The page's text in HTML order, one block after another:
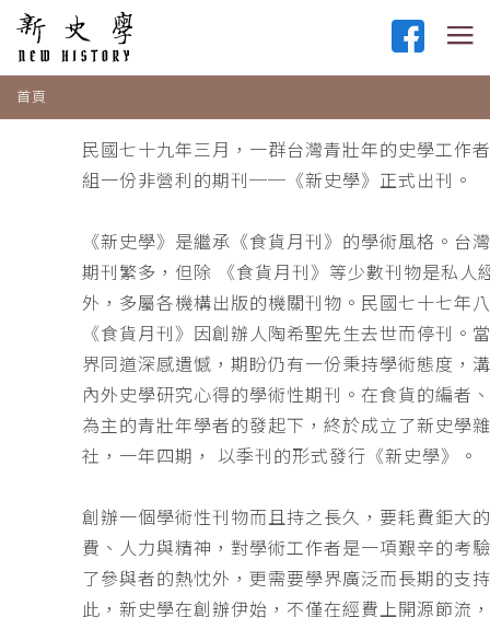
首頁
民國七十九年三月，一群台灣青壯年的史學工作
組一份非營利的期刊──《新史學》正式出刊。
《新史學》是繼承《食貨月刊》的學術風格。台
期刊繁多，但除 《食貨月刊》等少數刊物是私人
外，多屬各機構出版的機關刊物。民國七十七年
《食貨月刊》因創辦人陶希聖先生去世而停刊。
界同道深感遺憾，期盼仍有一份秉持學術態度，
內外史學研究心得的學術性期刊。在食貨的編者
為主的青壯年學者的發起下，終於成立了新史學
社，一年四期， 以季刊的形式發行《新史學》。
創辦一個學術性刊物而且持之長久，要耗費鉅大
費、人力與精神，對學術工作者是一項艱辛的考
了參與者的熱忱外，更需要學界廣泛而長期的支
此，新史學在創辦伊始，不僅在經費上開源節流